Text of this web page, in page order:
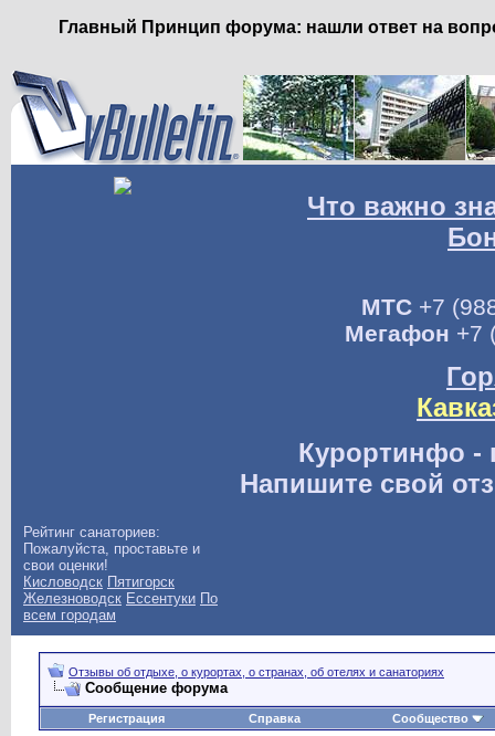
Главный Принцип форума: нашли ответ на
Что важно
МТС+7
Мегафон +7
Курортинфо -
Напишите свой
Рейтинг санаториев:
Пожалуйста, проставьте и
свои оценки!
Кисловодск Пятигорск
Железноводск Ессентуки По
всем городам
Отзывы об отдыхе, о курортах, о странах, об отелях и санаториях
Сообщение форума
Регистрация Справка Сообщество